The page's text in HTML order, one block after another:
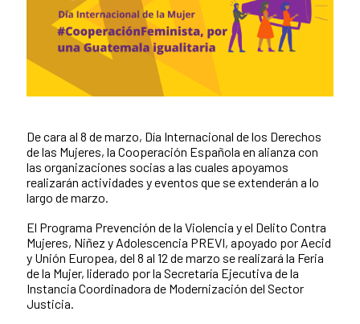
News content
De cara al 8 de marzo, Día Internacional de los Derechos
de las Mujeres, la Cooperación Española en alianza con
las organizaciones socias a las cuales apoyamos
realizarán actividades y eventos que se extenderán a lo
largo de marzo.
El Programa Prevención de la Violencia y el Delito Contra
Mujeres, Niñez y Adolescencia PREVI, apoyado por Aecid
y Unión Europea, del 8 al 12 de marzo se realizará la Feria
de la Mujer, liderado por la Secretaría Ejecutiva de la
Instancia Coordinadora de Modernización del Sector
Justicia.